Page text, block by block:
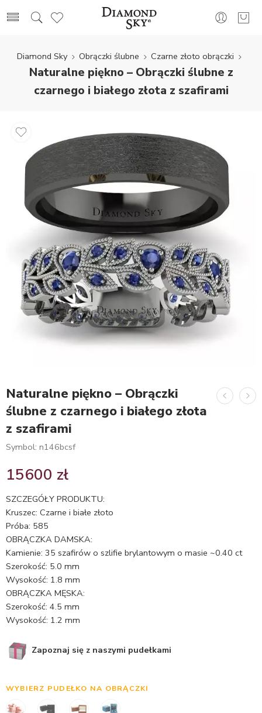
Diamond Sky Obrączki ślubne Czarne złoto obrączki
Naturalne piękno – Obrączki ślubne z
czarnego i białego złota z szafirami
Naturalne piękno – Obrączki
ślubne z czarnego i białego złota
z szafirami
Symbol: n146bcsf
15600 zł
SZCZEGÓŁY PRODUKTU:
Kruszec: Czarne i białe złoto
Próba: 585
OBRĄCZKA DAMSKA:
Kamienie: 35 szafirów o szlifie brylantowym o masie ~0.40 ct
Szerokość: 5.0 mm
Wysokość: 1.8 mm
OBRĄCZKA MĘSKA:
Szerokość: 4.5 mm
Wysokość: 1.2 mm
Zapoznaj się z naszymi pudełkami
WYBIERZ PUDEŁKO NA OBRĄCZKI